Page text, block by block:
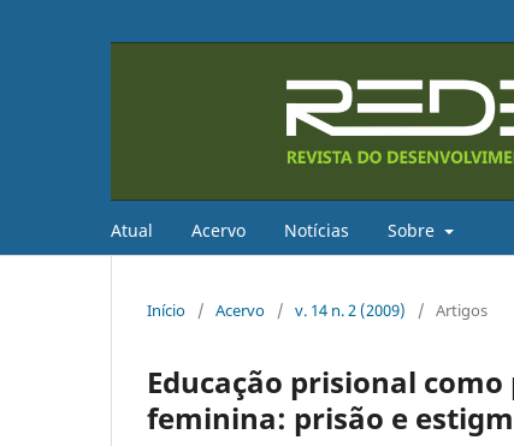
Atual Acervo Notícias Sobre
Início / Acervo / v. 14 n. 2 (2009) / Artigos
Educação prisional
feminina: prisão e